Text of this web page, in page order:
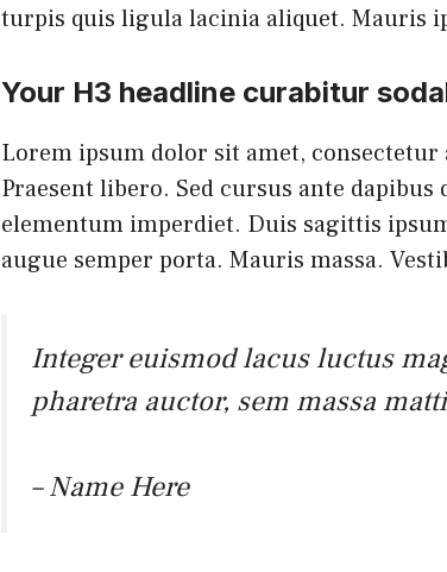
turpis quis ligula lacinia aliquet. Mauris
Your H3 headline curabitur
Lorem ipsum dolor sit amet,
Praesent libero. Sed cursus ante
elementum imperdiet. Duis sagittis
augue semper porta. Mauris massa.
Integer euismod lacus luctus
pharetra auctor, sem massa
– Name Here